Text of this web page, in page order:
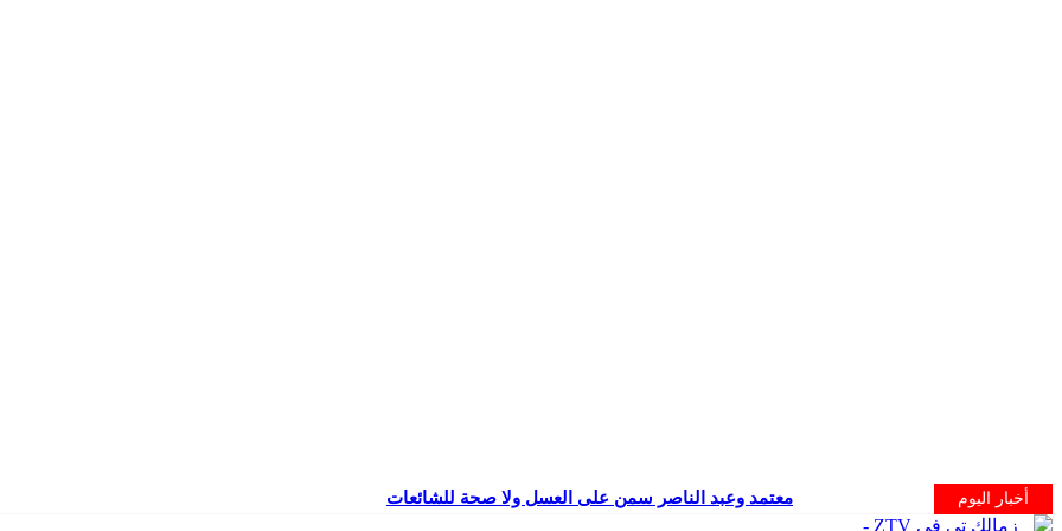
أخبار اليوم
معتمد وعبد الناصر سمن على العسل ولا صحة للشائعات